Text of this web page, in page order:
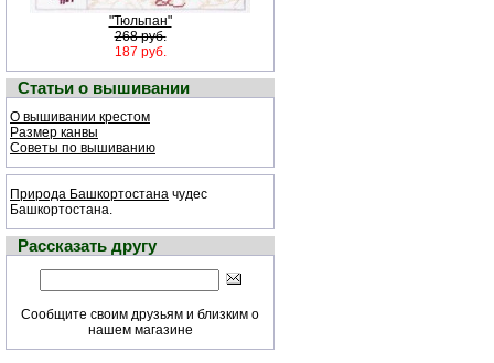
"Тюльпан"
268 руб.
187 руб.
Статьи о вышивании
О вышивании крестом
Размер канвы
Советы по вышиванию
Природа Башкортостана чудес
Башкортостана.
Рассказать другу
Сообщите своим друзьям и близким о
нашем магазине